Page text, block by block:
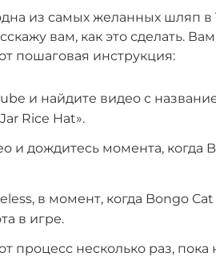
из самых желанных шляп в
вам, как это сделать.
пошаговая инструкция:
и найдите видео с
Rice Hat».
и дождитесь момента, когда
в момент, когда Bongo
в игре.
процесс несколько раз,